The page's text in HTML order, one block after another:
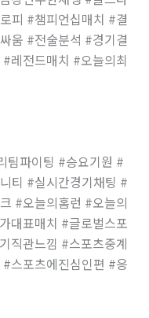
피 #챔피언십매치 #결
움 #전술분석 #경기결
레전드매치 #오늘의최
팀파이팅 #승요기원 #
티 #실시간경기채팅 #
#오늘의홈런 #오늘의
대표매치 #글로벌스포
직관느낌 #스포츠중계
스포츠에진심인편 #응